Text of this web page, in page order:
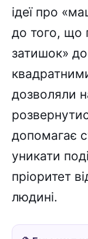
ідеї про
до того, що
затишок»
дозволяли
допомагає
уникати
пріоритет
людині.